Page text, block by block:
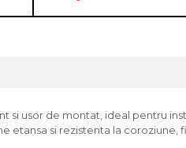
si usor de montat, ideal pentru
etansa si rezistenta la